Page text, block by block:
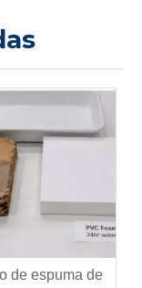
de espuma de